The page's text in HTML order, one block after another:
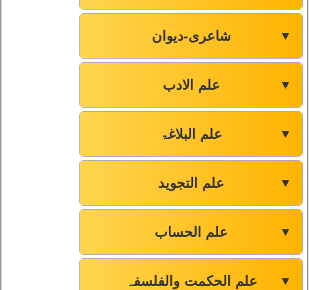
شاعری-دیوان ▼
علم الادب ▼
علم البلاغۃ ▼
علم التجوید ▼
علم الحساب ▼
علم الحکمت والفلسفہ ▼